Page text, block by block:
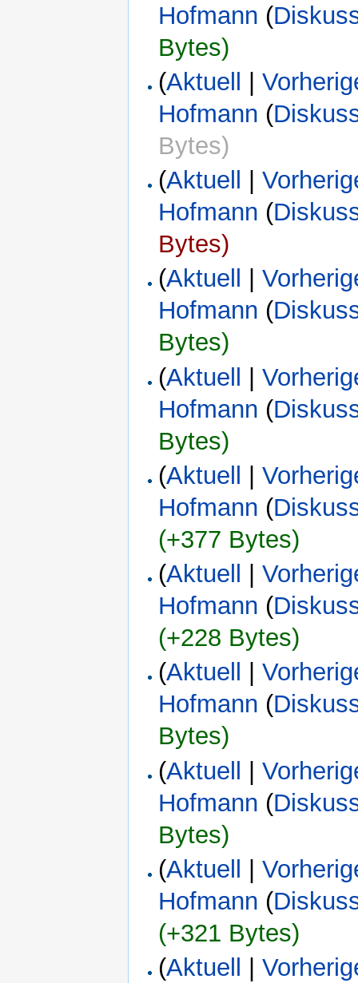
Hofmann (
Bytes)
(Aktuell |
Hofmann (
Bytes)
(Aktuell |
Hofmann (
Bytes)
(Aktuell |
Hofmann (
Bytes)
(Aktuell |
Hofmann (
Bytes)
(Aktuell |
Hofmann (
(+377 Bytes)
(Aktuell |
Hofmann (
(+228 Bytes)
(Aktuell |
Hofmann (
Bytes)
(Aktuell |
Hofmann (
Bytes)
(Aktuell |
Hofmann (
(+321 Bytes)
(Aktuell |